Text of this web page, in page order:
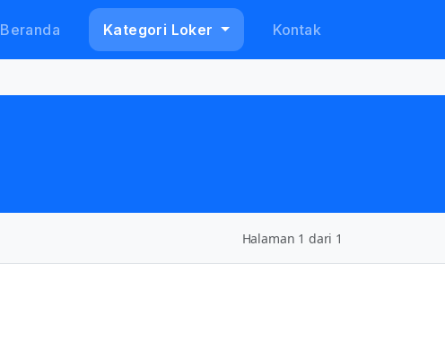
Beranda Kategori Loker Kontak
Halaman 1 dari 1